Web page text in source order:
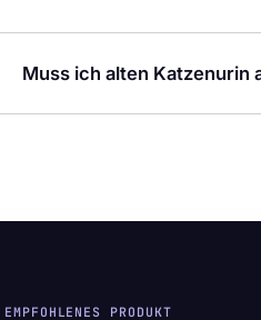
Muss ich alten Katzenurin
EMPFOHLENES PRODUKT